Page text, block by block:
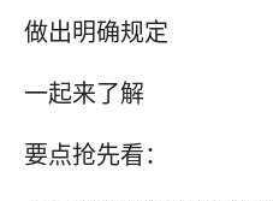
做出明确规定
一起来了解
要点抢先看：